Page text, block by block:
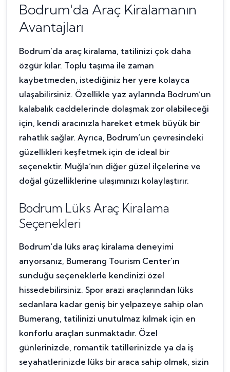
Bodrum'da Araç Kiralamanın
Avantajları
Bodrum'da araç kiralama, tatilinizi çok daha
özgür kılar. Toplu taşıma ile zaman
kaybetmeden, istediğiniz her yere kolayca
ulaşabilirsiniz. Özellikle yaz aylarında Bodrum’un
kalabalık caddelerinde dolaşmak zor olabileceği
için, kendi aracınızla hareket etmek büyük bir
rahatlık sağlar. Ayrıca, Bodrum’un çevresindeki
güzellikleri keşfetmek için de ideal bir
seçenektir. Muğla’nın diğer güzel ilçelerine ve
doğal güzelliklerine ulaşımınızı kolaylaştırır.
Bodrum Lüks Araç Kiralama
Seçenekleri
Bodrum'da lüks araç kiralama deneyimi
arıyorsanız, Bumerang Tourism Center'ın
sunduğu seçeneklerle kendinizi özel
hissedebilirsiniz. Spor arazi araçlarından lüks
sedanlara kadar geniş bir yelpazeye sahip olan
Bumerang, tatilinizi unutulmaz kılmak için en
konforlu araçları sunmaktadır. Özel
günlerinizde, romantik tatillerinizde ya da iş
seyahatlerinizde lüks bir araca sahip olmak, sizin